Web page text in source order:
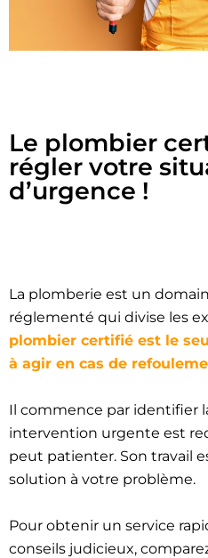
Le plombier
régler votre
d’urgence !
La plomberie est un
réglementé qui divise les
plombier certifié est le
à agir en cas de
Il commence par identifier
intervention urgente est
peut patienter. Son travail
solution à votre problème.
Pour obtenir un service
conseils judicieux,